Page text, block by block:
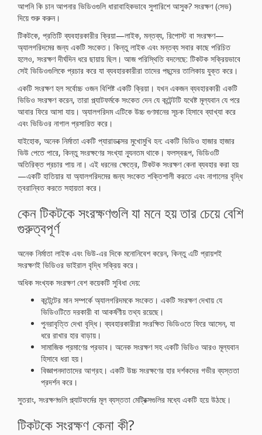
আপনি কি চান আপনার ভিডিওগুলি ধারাবাহিকভাবে সুপারিশে আসুক? সংরক্ষণ (সেভ)
দিয়ে শুরু করুন।
টিকটকে, প্রতিটি ব্যবহারকারীর ক্রিয়া—লাইক, মন্তব্য, রিপোস্ট বা সংরক্ষণ—
অ্যালগরিদমের জন্য একটি সংকেত। কিন্তু লাইক এবং মন্তব্য সবার কাছে পরিচিত
হলেও, সংরক্ষণ দীর্ঘদিন ধরে ছায়ায় ছিল। আজ পরিস্থিতি বদলেছে: টিকটক সক্রিয়ভাবে
সেই ভিডিওগুলিকে প্রচার করে যা ব্যবহারকারীরা তাদের পছন্দের তালিকায় যুক্ত করে।
একটি সংরক্ষণ হল সর্বোচ্চ ওজন বিশিষ্ট একটি ক্রিয়া। যখন একজন ব্যবহারকারী একটি
ভিডিও সংরক্ষণ করেন, তারা প্ল্যাটফর্মকে সংকেত দেন যে কন্টেন্টটি যথেষ্ট মূল্যবান যে পরে
আবার ফিরে আসা যায়। অ্যালগরিদম এটিকে উচ্চ গুণমানের সূচক হিসাবে ব্যাখ্যা করে
এবং ভিডিওর নাগাল প্রসারিত করে।
যাইহোক, অনেক নির্মাতা একটি প্যারাডক্সের মুখোমুখি হন: একটি ভিডিও হাজার হাজার
ভিউ পেতে পারে, কিন্তু সংরক্ষণের সংখ্যা ন্যূনতম থাকে। ফলস্বরূপ, ভিডিওটি
অতিরিক্ত প্রচার পায় না। এই ধরনের ক্ষেত্রে, টিকটক সংরক্ষণ কেনা ব্যবহার করা হয়
—একটি হাতিয়ার যা অ্যালগরিদমের জন্য সংকেত শক্তিশালী করতে এবং নাগালের বৃদ্ধি
ত্বরান্বিত করতে সহায়তা করে।
কেন টিকটকে সংরক্ষণগুলি যা মনে হয় তার চেয়ে বেশি
গুরুত্বপূর্ণ
অনেক নির্মাতা লাইক এবং ভিউ-এর দিকে মনোনিবেশ করেন, কিন্তু এটি প্রায়শই
সংরক্ষণই ভিডিওর ভাইরাল বৃদ্ধি সক্রিয় করে।
অধিক সংখ্যক সংরক্ষণ বেশ কয়েকটি সুবিধা দেয়:
কন্টেন্টের মান সম্পর্কে অ্যালগরিদমকে সংকেত। একটি সংরক্ষণ দেখায় যে
ভিডিওটিতে দরকারী বা আকর্ষণীয় তথ্য রয়েছে।
পুনরাবৃত্তি দেখা বৃদ্ধি। ব্যবহারকারীরা সংরক্ষিত ভিডিওতে ফিরে আসেন, যা
ধরে রাখার হার বাড়ায়।
সামাজিক প্রমাণের প্রভাব। অনেক সংরক্ষণ সহ একটি ভিডিও আরও মূল্যবান
হিসাবে ধরা হয়।
বিজ্ঞাপনদাতাদের আগ্রহ। একটি উচ্চ সংরক্ষণের হার দর্শকদের গভীর ব্যস্ততা
প্রদর্শন করে।
সুতরাং, সংরক্ষণগুলি প্ল্যাটফর্মের মূল ব্যস্ততা মেট্রিক্সগুলির মধ্যে একটি হয়ে উঠছে।
টিকটকে সংরক্ষণ কেনা কী?